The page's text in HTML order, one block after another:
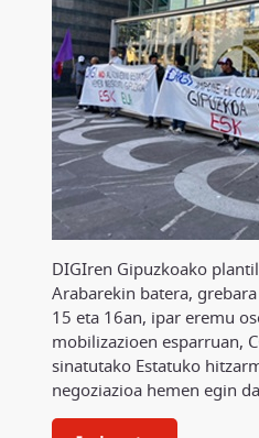
DIGIren Gipuzkoako
Arabarekin batera,
15 eta 16an, ipar eremu
mobilizazioen esparruan,
sinatutako Estatuko
negoziazioa hemen egin